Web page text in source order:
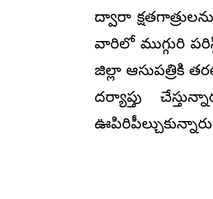
ద్వారా
వారిలో ముగ్గురి
జిల్లా ఆసుపత్రికి
దర్యాప్తు
ఊపిరిపీల్చుకున్నారు